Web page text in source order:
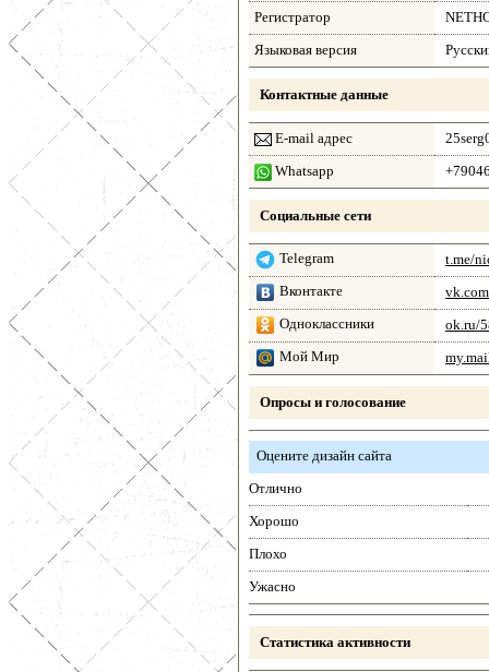
Регистратор
Языковая версия
Контактные данные
E-mail адрес
Whatsapp
Социальные сети
Telegram
t.me/
Вконтакте
Одноклассники
ok.ru/
Мой Мир
Опросы и голосование
Оцените дизайн сайта
Отлично
Хорошо
Плохо
Ужасно
Статистика активности